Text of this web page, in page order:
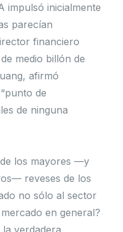
impulsó inicialmente
parecían
financiero
medio billón de
afirmó
de
de ninguna
los mayores —y
reveses de los
no sólo al sector
en general?
verdadera